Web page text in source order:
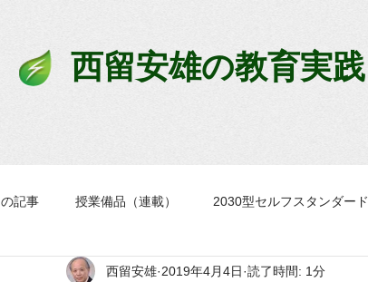
西留安雄の教育実践
記事 授業備品（連載） 2030型セルフスタンダード
学習過程スタンダード まなブック OJTノート
西留安雄 2019年4月4日 読了時間: 1分